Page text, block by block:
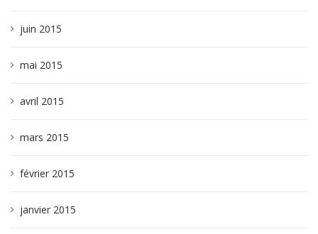
juin 2015
mai 2015
avril 2015
mars 2015
février 2015
janvier 2015